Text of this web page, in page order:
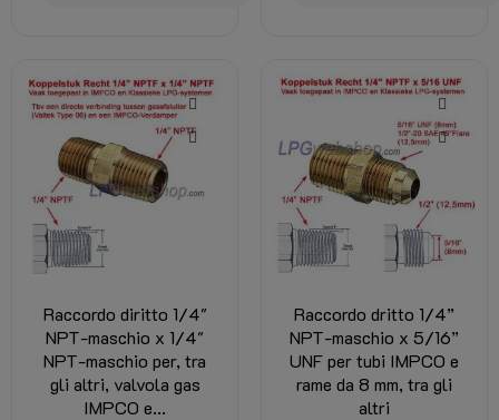
Raccordo diritto 1/4"
NPT-maschio x 1/4"
NPT-maschio per, tra
gli altri, valvola gas
IMPCO e...
Raccordo dritto 1/4”
NPT-maschio x 5/16”
UNF per tubi IMPCO e
rame da 8 mm, tra gli
altri